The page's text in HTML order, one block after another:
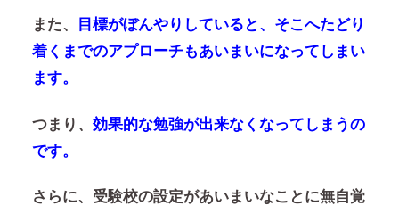
また、
目標がぼんやりしていると、そこへたどり
着くまでのアプローチもあいまいになってしまい
ます。
つまり、 効果的な勉強が出来なくなってしまうの
です。
さらに、受験校の設定があいまいなことに無自覚